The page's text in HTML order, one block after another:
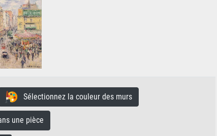
Sélectionnez la couleur des murs
une pièce